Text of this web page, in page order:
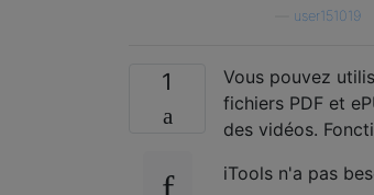
user151019
1 Vous pouvez
fichiers PDF et
des vidéos.
iTools n'a pas